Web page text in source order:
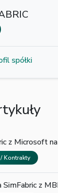
spółki
z Microsoft
Kontrakty
z